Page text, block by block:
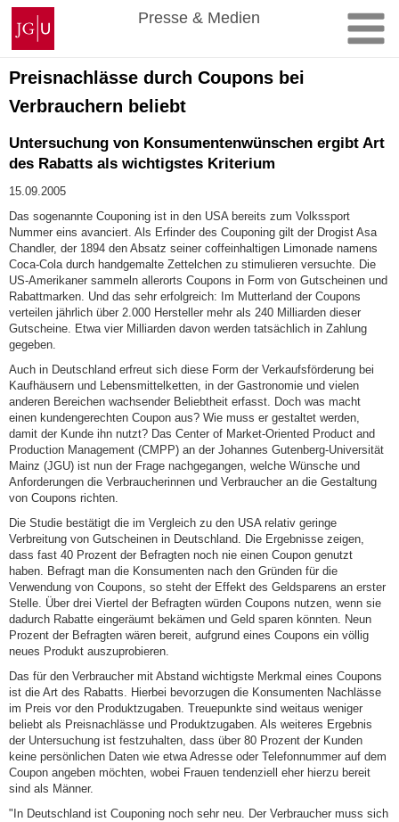
Zum
Inhalt
springen
Johannes
Gutenberg-
Universität
Mainz
Presse & Medien
Preisnachlässe durch Coupons bei
Verbrauchern beliebt
Untersuchung von Konsumentenwünschen ergibt Art
des Rabatts als wichtigstes Kriterium
15.09.2005
Das sogenannte Couponing ist in den USA bereits zum Volkssport
Nummer eins avanciert. Als Erfinder des Couponing gilt der Drogist Asa
Chandler, der 1894 den Absatz seiner coffeinhaltigen Limonade namens
Coca-Cola durch handgemalte Zettelchen zu stimulieren versuchte. Die
US-Amerikaner sammeln allerorts Coupons in Form von Gutscheinen und
Rabattmarken. Und das sehr erfolgreich: Im Mutterland der Coupons
verteilen jährlich über 2.000 Hersteller mehr als 240 Milliarden dieser
Gutscheine. Etwa vier Milliarden davon werden tatsächlich in Zahlung
gegeben.
Auch in Deutschland erfreut sich diese Form der Verkaufsförderung bei
Kaufhäusern und Lebensmittelketten, in der Gastronomie und vielen
anderen Bereichen wachsender Beliebtheit erfasst. Doch was macht
einen kundengerechten Coupon aus? Wie muss er gestaltet werden,
damit der Kunde ihn nutzt? Das Center of Market-Oriented Product and
Production Management (CMPP) an der Johannes Gutenberg-Universität
Mainz (JGU) ist nun der Frage nachgegangen, welche Wünsche und
Anforderungen die Verbraucherinnen und Verbraucher an die Gestaltung
von Coupons richten.
Die Studie bestätigt die im Vergleich zu den USA relativ geringe
Verbreitung von Gutscheinen in Deutschland. Die Ergebnisse zeigen,
dass fast 40 Prozent der Befragten noch nie einen Coupon genutzt
haben. Befragt man die Konsumenten nach den Gründen für die
Verwendung von Coupons, so steht der Effekt des Geldsparens an erster
Stelle. Über drei Viertel der Befragten würden Coupons nutzen, wenn sie
dadurch Rabatte eingeräumt bekämen und Geld sparen könnten. Neun
Prozent der Befragten wären bereit, aufgrund eines Coupons ein völlig
neues Produkt auszuprobieren.
Das für den Verbraucher mit Abstand wichtigste Merkmal eines Coupons
ist die Art des Rabatts. Hierbei bevorzugen die Konsumenten Nachlässe
im Preis vor den Produktzugaben. Treuepunkte sind weitaus weniger
beliebt als Preisnachlässe und Produktzugaben. Als weiteres Ergebnis
der Untersuchung ist festzuhalten, dass über 80 Prozent der Kunden
keine persönlichen Daten wie etwa Adresse oder Telefonnummer auf dem
Coupon angeben möchten, wobei Frauen tendenziell eher hierzu bereit
sind als Männer.
"In Deutschland ist Couponing noch sehr neu. Der Verbraucher muss sich